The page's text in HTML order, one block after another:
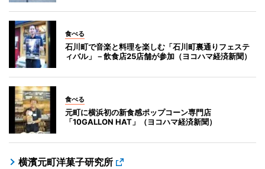
食べる
石川町で音楽と料理を楽しむ「石川町裏通りフェステ
ィバル」－飲食店25店舗が参加（ヨコハマ経済新聞）
食べる
元町に横浜初の新食感ポップコーン専門店
「10GALLON HAT」（ヨコハマ経済新聞）
横濱元町洋菓子研究所